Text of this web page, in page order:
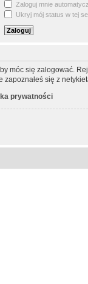
Zaloguj mnie
Ukryj mój status w tej
móc się zalogować.
zapoznałeś się z
prywatności